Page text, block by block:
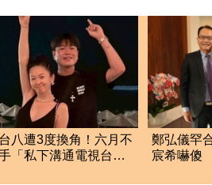
八遭3度換角！六月不
「私下溝通電視台」
鄭弘儀罕
宸希嚇傻